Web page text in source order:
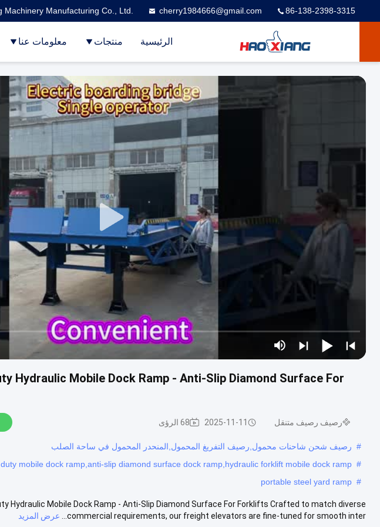
Machinery Manufacturing Co., Ltd. cherry1984666@gmail.com 86-138-2398-3315
الرئيسية منتجات معلومات عنا
Hydraulic Mobile Dock Ramp - Anti-Slip Diamond Surface For
رصيف رصيف متنقل 2025-11-11 68 الرؤى
# رصيف شحن شاحنات محمول,رصيف التفريغ المحمول,المنحدر المحمول في ساحة الصلب
#
mobile dock ramp,anti-slip diamond surface dock ramp,hydraulic forklift mobile dock ramp
#
portable steel yard ramp
Hydraulic Mobile Dock Ramp - Anti-Slip Diamond Surface For Forklifts Crafted to match diverse
commercial requirements, our freight elevators are fine-tuned for smooth inter...
عرض المزيد